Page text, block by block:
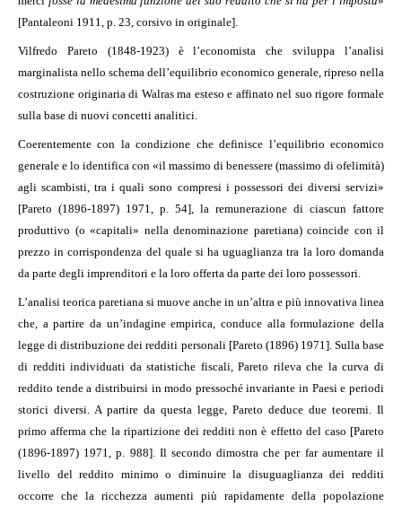
[Pantaleoni 1911, p. 23, corsivo in originale].
Vilfredo Pareto (1848-1923) è l’economista che sviluppa l’analisi
marginalista nello schema dell’equilibrio economico generale, ripreso nella
costruzione originaria di Walras ma esteso e affinato nel suo rigore formale
sulla base di nuovi concetti analitici.
Coerentemente con la condizione che definisce l’equilibrio economico
generale e lo identifica con «il massimo di benessere (massimo di ofelimità)
agli scambisti, tra i quali sono compresi i possessori dei diversi servizi»
[Pareto (1896-1897) 1971, p. 54], la remunerazione di ciascun fattore
produttivo (o «capitali» nella denominazione paretiana) coincide con il
prezzo in corrispondenza del quale si ha uguaglianza tra la loro domanda
da parte degli imprenditori e la loro offerta da parte dei loro possessori.
L’analisi teorica paretiana si muove anche in un’altra e più innovativa linea
che, a partire da un’indagine empirica, conduce alla formulazione della
legge di distribuzione dei redditi personali [Pareto (1896) 1971]. Sulla base
di redditi individuati da statistiche fiscali, Pareto rileva che la curva di
reddito tende a distribuirsi in modo pressoché invariante in Paesi e periodi
storici diversi. A partire da questa legge, Pareto deduce due teoremi. Il
primo afferma che la ripartizione dei redditi non è effetto del caso [Pareto
(1896-1897) 1971, p. 988]. Il secondo dimostra che per far aumentare il
livello del reddito minimo o diminuire la disuguaglianza dei redditi
occorre che la ricchezza aumenti più rapidamente della popolazione